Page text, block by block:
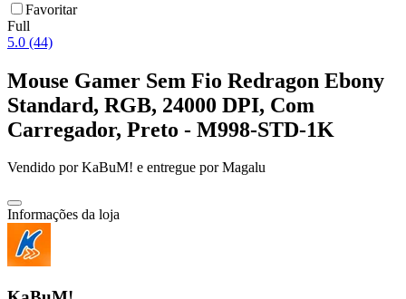
Favoritar
Full
5.0 (44)
Mouse Gamer Sem Fio Redragon Ebony
Standard, RGB, 24000 DPI, Com
Carregador, Preto - M998-STD-1K
Vendido porKaBuM! e entregue por Magalu
Informações da loja